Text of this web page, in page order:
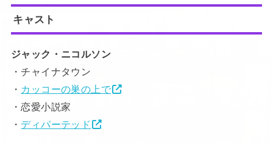
キャスト
ジャック・ニコルソン
・チャイナタウン
・ カッコーの巣の上で
・恋愛小説家
・ ディパーテッド